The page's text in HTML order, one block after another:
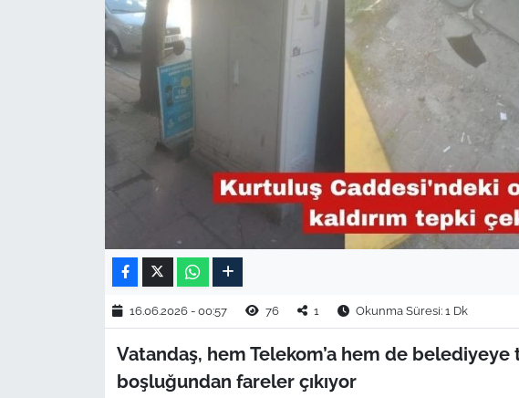
16.06.2026 - 00:57 76 1 Okunma Süresi: 1 Dk
Vatandaş, hem Telekom’a hem de belediyeye
boşluğundan fareler çıkıyor
KÜLTÜR SANAT
RESMİ İLAN
KIRKLARELİ
ÇANAKKALE
TÜRKİYE